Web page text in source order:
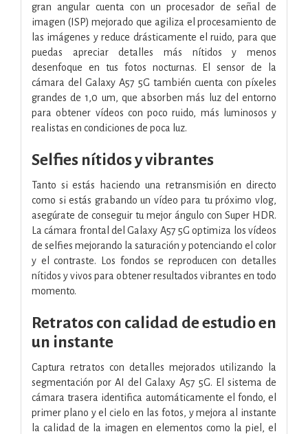
gran angular cuenta con un procesador de señal de
imagen (ISP) mejorado que agiliza el procesamiento de
las imágenes y reduce drásticamente el ruido, para que
puedas apreciar detalles más nítidos y menos
desenfoque en tus fotos nocturnas. El sensor de la
cámara del Galaxy A57 5G también cuenta con píxeles
grandes de 1,0 um, que absorben más luz del entorno
para obtener vídeos con poco ruido, más luminosos y
realistas en condiciones de poca luz.
Selfies nítidos y vibrantes
Tanto si estás haciendo una retransmisión en directo
como si estás grabando un vídeo para tu próximo vlog,
asegúrate de conseguir tu mejor ángulo con Super HDR.
La cámara frontal del Galaxy A57 5G optimiza los vídeos
de selfies mejorando la saturación y potenciando el color
y el contraste. Los fondos se reproducen con detalles
nítidos y vivos para obtener resultados vibrantes en todo
momento.
Retratos con calidad de estudio en
un instante
Captura retratos con detalles mejorados utilizando la
segmentación por AI del Galaxy A57 5G. El sistema de
cámara trasera identifica automáticamente el fondo, el
primer plano y el cielo en las fotos, y mejora al instante
la calidad de la imagen en elementos como la piel, el